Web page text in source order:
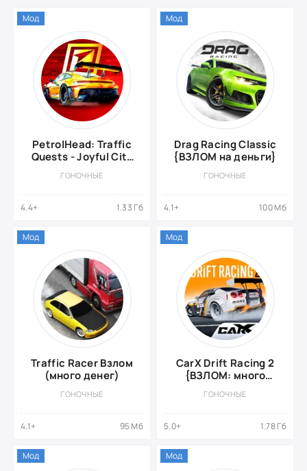
PetrolHead: Traffic
Quests - Joyful City
денег)
ГОНОЧНЫЕ
4.4+ 1.33 Гб
Мод
Drag Racing Classic
{ВЗЛОМ на деньги}
ГОНОЧНЫЕ
4.1+ 100 Мб
Мод
Traffic Racer Взлом
(много денег)
ГОНОЧНЫЕ
4.1+ 95 Мб
Мод
CarX Drift Racing 2
{ВЗЛОМ: много
ГОНОЧНЫЕ
5.0+ 1.78 Гб
Мод
Мод Мод